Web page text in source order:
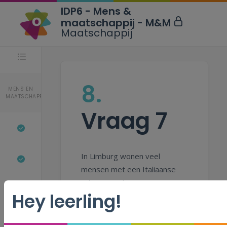
MENS EN
MAATSCHAPPIJ
8.
Vraag 7
In Limburg wonen veel
mensen met een Italiaanse
achtergrond.
IDP6 - Mens &
maatschappij - M&M
Maatschappij
Hey leerling!